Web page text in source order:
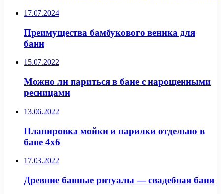
17.07.2024
Преимущества бамбукового веника для
бани
15.07.2022
Можно ли париться в бане с нарощенными
ресницами
13.06.2022
Планировка мойки и парилки отдельно в
бане 4х6
17.03.2022
Древние банные ритуалы — свадебная баня